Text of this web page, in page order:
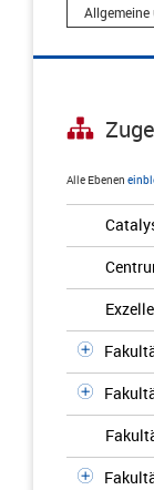
Alle Ebenen